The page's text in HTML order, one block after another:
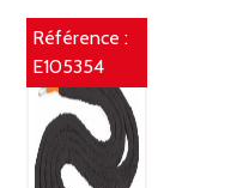
Référence :
E105354